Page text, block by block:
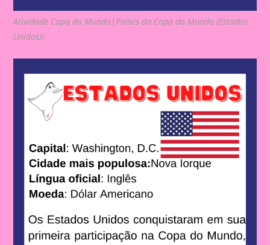
Atividade Copa do Mundo|Países da Copa do Mundo (Estados
Unidos))